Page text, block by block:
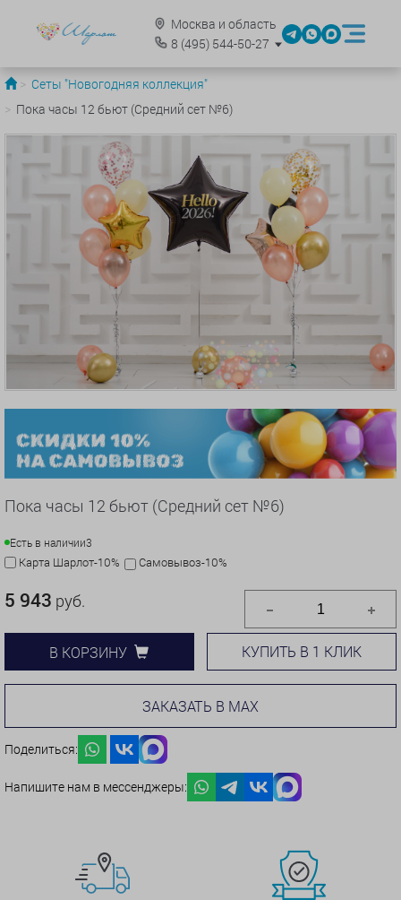
Москва и область
8 (495)544-50-27
Сеты "Новогодняя коллекция"
Пока часы 12 бьют (Средний сет №6)
Пока часы 12 бьют (Средний сет №6)
Есть в наличии3
Карта Шарлот-10% Самовывоз-10%
5 943 руб.
В КОРЗИНУ КУПИТЬ В 1 КЛИК
ЗАКАЗАТЬ В MAX
Поделиться:
Напишите нам в мессенджеры: